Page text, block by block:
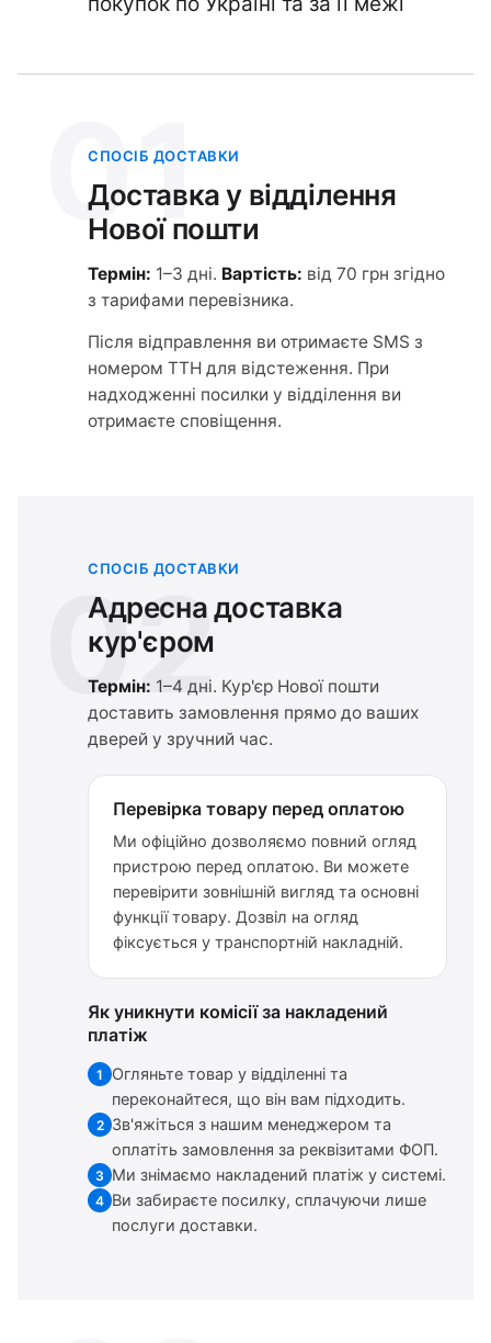
01
СПОСІБ ДОСТАВКИ
Доставка у відділення
Нової пошти
Термін: 1–3 дні. Вартість: від 70 грн згідно
з тарифами перевізника.
Після відправлення ви отримаєте SMS з
номером ТТН для відстеження. При
надходженні посилки у відділення ви
отримаєте сповіщення.
02
СПОСІБ ДОСТАВКИ
Адресна доставка
кур'єром
Термін: 1–4 дні. Кур'єр Нової пошти
доставить замовлення прямо до ваших
дверей у зручний час.
Перевірка товару перед оплатою
Ми офіційно дозволяємо повний огляд
пристрою перед оплатою. Ви можете
перевірити зовнішній вигляд та основні
функції товару. Дозвіл на огляд
фіксується у транспортній накладній.
Як уникнути комісії за накладений
платіж
1
Огляньте товар у відділенні та
переконайтеся, що він вам підходить.
2 Зв'яжіться з нашим менеджером та
оплатіть замовлення за реквізитами ФОП.
3 Ми знімаємо накладений платіж у системі.
4 Ви забираєте посилку, сплачуючи лише
послуги доставки.